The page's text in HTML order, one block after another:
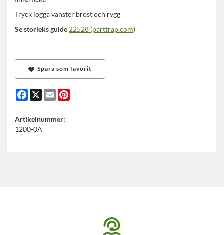
Tryck logga vänster bröst och rygg
Se storleks guide 22528 (parttrap.com)
Spara som favorit
Facebook
X Email
Artikelnummer:
1200-0A